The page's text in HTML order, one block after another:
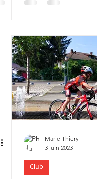
Marie Thiery
3 juin 2023
Club